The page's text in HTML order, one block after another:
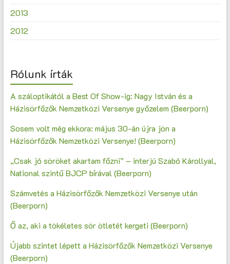
2013
2012
Rólunk írták
A száloptikától a Best Of Show-ig: Nagy István és a
Házisörfőzők Nemzetközi Versenye győzelem (Beerporn)
Sosem volt még ekkora: május 30-án újra jön a
Házisörfőzők Nemzetközi Versenye! (Beerporn)
„Csak jó söröket akartam főzni” – interjú Szabó Károllyal,
National szintű BJCP bírával (Beerporn)
Számvetés a Házisörfőzők Nemzetközi Versenye után
(Beerporn)
Ő az, aki a tökéletes sör ötletét kergeti (Beerporn)
Újabb szintet lépett a Házisörfőzők Nemzetközi Versenye
(Beerporn)